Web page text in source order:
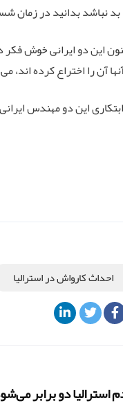
نباشد بدانید در زمان
این دو ایرانی خوش فکر
آن را اختراع کرده
این دو مهندس
احداث کارواش در استرالیا
استرالیا دو برابر